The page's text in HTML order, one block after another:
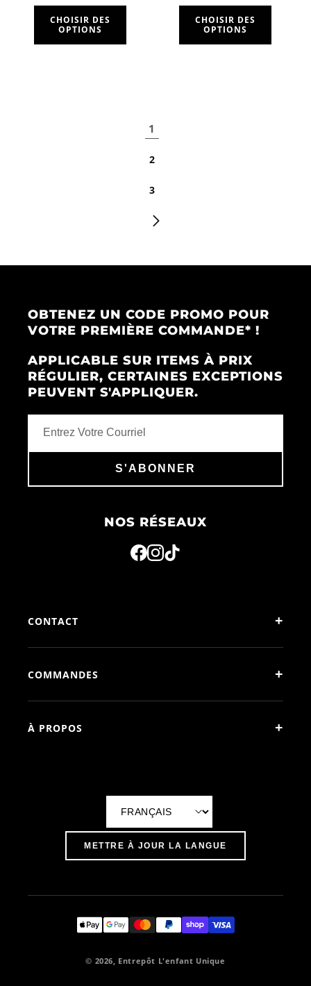
CHOISIR DES
OPTIONS
CHOISIR DES
OPTIONS
1
2
3
OBTENEZ UN CODE PROMO POUR
VOTRE PREMIÈRE COMMANDE* !
APPLICABLE SUR ITEMS À PRIX
RÉGULIER, CERTAINES EXCEPTIONS
PEUVENT S'APPLIQUER.
S'ABONNER
NOS RÉSEAUX
CONTACT +
COMMANDES +
À PROPOS +
a
n
u
METTRE À JOUR LA LANGUE
© 2026, Entrepôt L'enfant Unique